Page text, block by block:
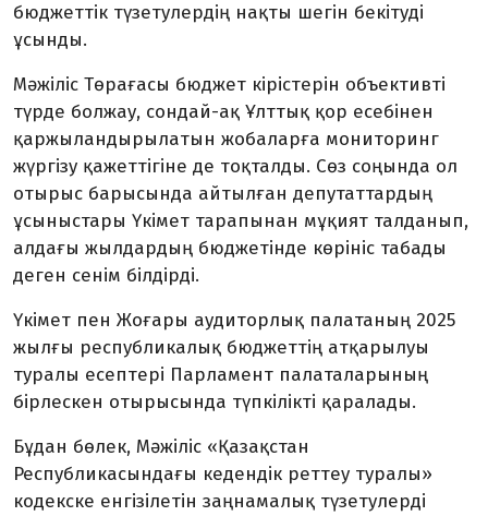
бюджеттік түзетулердің нақты шегін бекітуді
ұсынды.
Мәжіліс Төрағасы бюджет кірістерін объективті
түрде болжау, сондай-ақ Ұлттық қор есебінен
қаржылан­дырылатын жобаларға мониторинг
жүргізу қажеттігіне де тоқталды. Сөз соңында ол
отырыс барысында айтылған депутаттардың
ұсыныстары Үкімет тарапынан мұқият талданып,
алдағы жылдардың бюджетінде көрініс табады
деген сенім білдірді.
Үкімет пен Жоғары аудиторлық палатаның 2025
жылғы республикалық бюджеттің атқарылуы
туралы есептері Парламент палаталарының
бірлескен отырысында түпкілікті қаралады.
Бұдан бөлек, Мәжіліс «Қазақстан
Республикасындағы кедендік реттеу туралы»
кодекске енгізілетін заңнамалық түзетулерді